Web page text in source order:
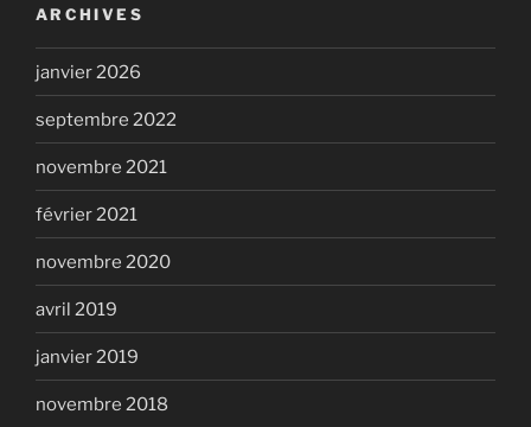
ARCHIVES
janvier 2026
septembre 2022
novembre 2021
février 2021
novembre 2020
avril 2019
janvier 2019
novembre 2018